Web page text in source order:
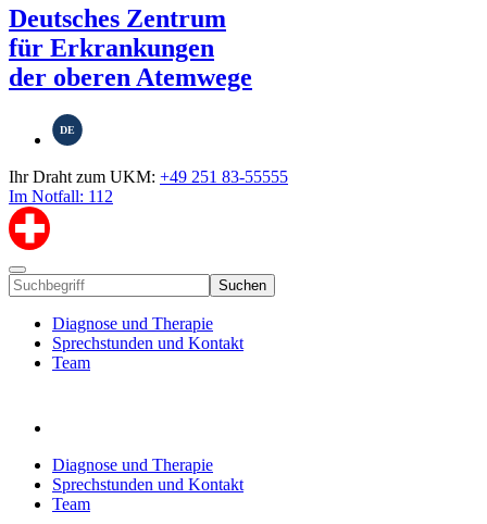
Deutsches Zentrum
für Erkrankungen
der oberen Atemwege
DE
Ihr Draht zum UKM: +49 251 83-55555
Im Notfall: 112
Suchen
Diagnose und Therapie
Sprechstunden und Kontakt
Team
Diagnose und Therapie
Sprechstunden und Kontakt
Team